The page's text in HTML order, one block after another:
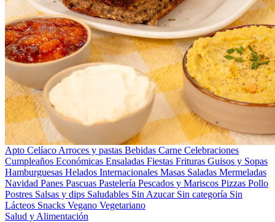
Apto Celíaco Arroces y pastas Bebidas Carne Celebraciones
Cumpleaños Económicas Ensaladas Fiestas Frituras Guisos y Sopas
Hamburguesas Helados Internacionales Masas Saladas Mermeladas
Navidad Panes Pascuas Pastelería Pescados y Mariscos Pizzas Pollo
Postres Salsas y dips Saludables Sin Azucar Sin categoría Sin
Lácteos Snacks Vegano Vegetariano
Salud y Alimentación